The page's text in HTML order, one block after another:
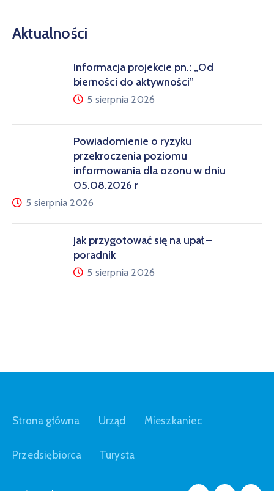
Aktualności
Informacja projekcie pn.: „Od
bierności do aktywności”
5 sierpnia 2026
Powiadomienie o ryzyku
przekroczenia poziomu
informowania dla ozonu w dniu
05.08.2026 r
5 sierpnia 2026
Jak przygotować się na upał –
poradnik
5 sierpnia 2026
Strona główna Urząd Mieszkaniec
Przedsiębiorca Turysta